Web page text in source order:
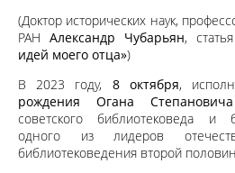
(Доктор исторических наук,
РАН Александр Чубарьян,
идей моего отца»)
В 2023 году, 8 октября,
рождения Огана
советского библиотековеда и
одного из лидеров
библиотековедения второй